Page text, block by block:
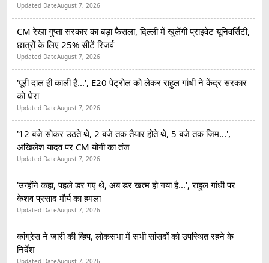
Updated DateAugust 7, 2026
CM रेखा गुप्ता सरकार का बड़ा फैसला, दिल्ली में खुलेंगी प्राइवेट यूनिवर्सिटी,
छात्रों के लिए 25% सीटें रिजर्व
Updated DateAugust 7, 2026
'पूरी दाल ही काली है...', E20 पेट्रोल को लेकर राहुल गांधी ने केंद्र सरकार
को घेरा
Updated DateAugust 7, 2026
'12 बजे सोकर उठते थे, 2 बजे तक तैयार होते थे, 5 बजे तक जिम...',
अखिलेश यादव पर CM योगी का तंज
Updated DateAugust 7, 2026
'उन्होंने कहा, पहले डर गए थे, अब डर खत्म हो गया है...', राहुल गांधी पर
केशव प्रसाद मौर्य का हमला
Updated DateAugust 7, 2026
कांग्रेस ने जारी की व्हिप, लोकसभा में सभी सांसदों को उपस्थित रहने के
निर्देश
Updated DateAugust 7, 2026